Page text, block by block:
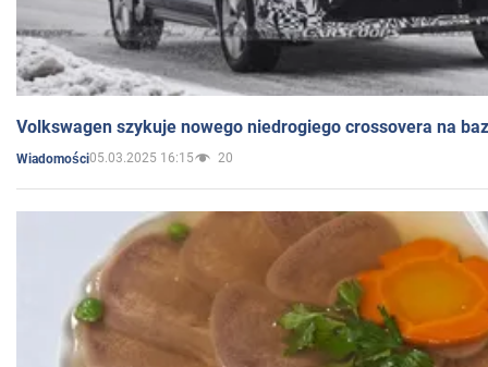
Volkswagen szykuje nowego niedrogiego crossovera na
Wiadomości05.03.2025 16:15 20